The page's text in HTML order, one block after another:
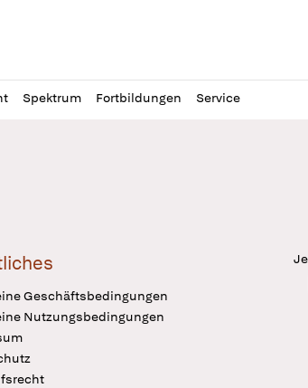
Spektrum Fortbildungen Service
Geschäftsbedingungen
Nutzungsbedingungen